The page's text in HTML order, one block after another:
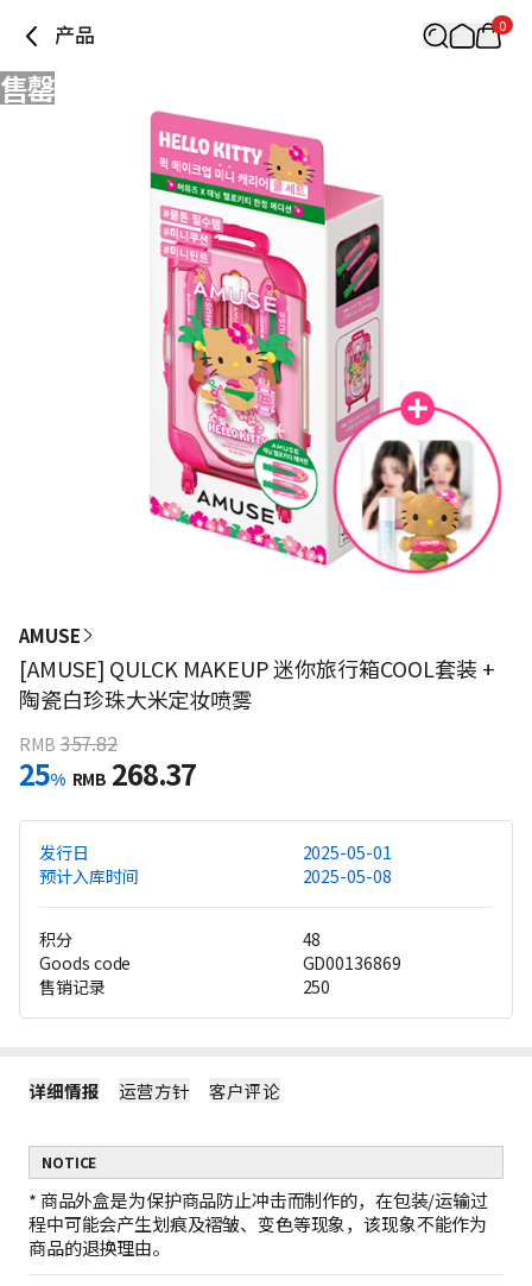
产品 0
售罄
AMUSE
[AMUSE] QULCK MAKEUP 迷你旅行箱COOL套装 +
陶瓷白珍珠大米定妆喷雾
RMB 357.82
25% RMB 268.37
发行日
2025-05-01
预计入库时间
2025-05-08
积分
48
Goods code
GD00136869
售销记录
250
详细情报 运营方针 客户评论
NOTICE
* 商品外盒是为保护商品防止冲击而制作的，在包装/运输过
程中可能会产生划痕及褶皱、变色等现象，该现象不能作为
商品的退换理由。